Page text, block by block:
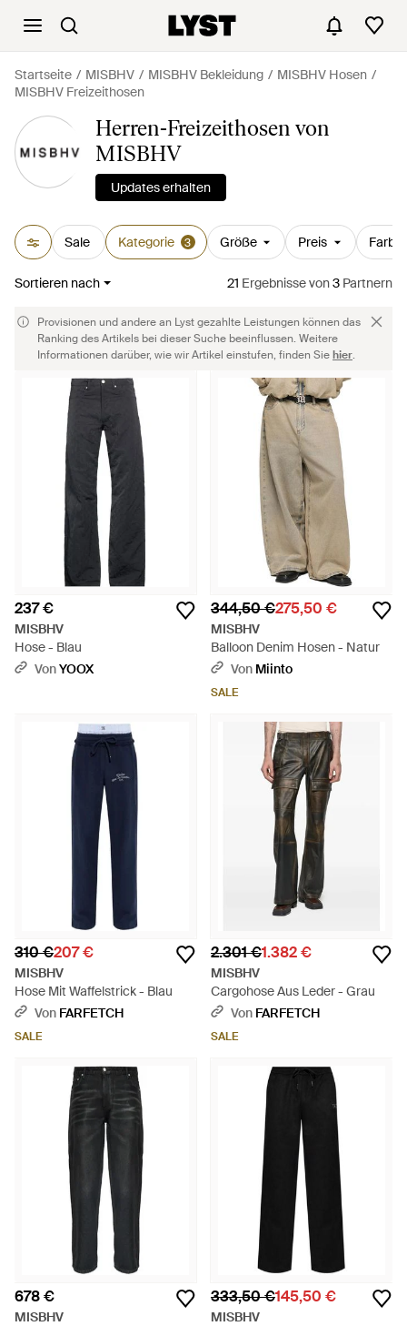
Startseite MISBHV MISBHV Bekleidung
MISBHV Hosen
MISBHV Freizeithosen
Herren-Freizeithosen von
MISBHV
Updates erhalten
Sale Kategorie 3 Größe Preis Farbe
Sortieren nach 21 Ergebnissevon3 Partnern
Provisionen und andere an Lyst gezahlte Leistungen können das
Ranking des Artikels bei dieser Suche beeinflussen. Weitere
Informationen darüber, wie wir Artikel einstufen, finden Siehier.
237 €
MISBHV
Hose - Blau
VonYOOX
344,50 €275,50 €
MISBHV
Balloon Denim Hosen - Natur
Von Miinto
SALE
310 €207 €
MISBHV
Hose Mit Waffelstrick - Blau
Von FARFETCH
SALE
2.301 €1.382 €
MISBHV
Cargohose Aus Leder - Grau
Von FARFETCH
SALE
678 €
MISBHV
333,50 €145,50 €
MISBHV